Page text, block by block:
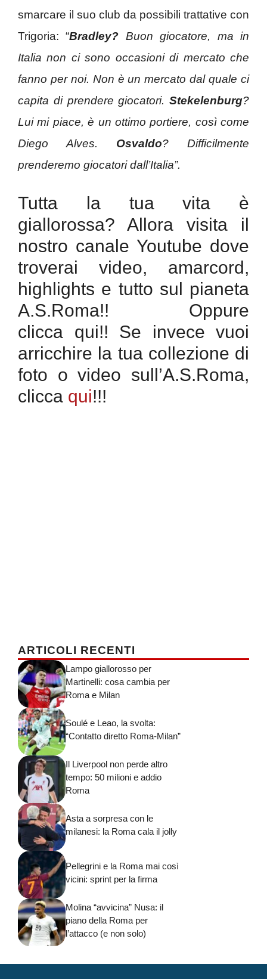
smarcare il suo club da possibili trattative con
Trigoria: “Bradley? Buon giocatore, ma in
Italia non ci sono occasioni di mercato che
fanno per noi. Non è un mercato dal quale ci
capita di prendere giocatori. Stekelenburg?
Lui mi piace, è un ottimo portiere, così come
Diego Alves. Osvaldo? Difficilmente
prenderemo giocatori dall’Italia”.
Tutta la tua vita è
giallorossa? Allora visita il
nostro canale Youtube dove
troverai video, amarcord,
highlights e tutto sul pianeta
A.S.Roma!! Oppure
clicca qui!! Se invece vuoi
arricchire la tua collezione di
foto o video sull’A.S.Roma,
clicca qui!!!
ARTICOLI RECENTI
Lampo giallorosso per
Martinelli: cosa cambia per
Roma e Milan
Soulé e Leao, la svolta:
“Contatto diretto Roma-Milan”
Il Liverpool non perde altro
tempo: 50 milioni e addio
Roma
Asta a sorpresa con le
milanesi: la Roma cala il jolly
Pellegrini e la Roma mai così
vicini: sprint per la firma
Molina “avvicina” Nusa: il
piano della Roma per
l’attacco (e non solo)